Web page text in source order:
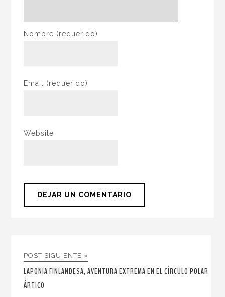
Nombre (requerido)
Email (requerido)
Website
POST SIGUIENTE »
LAPONIA FINLANDESA, AVENTURA EXTREMA EN EL CÍRCULO POLAR
ÁRTICO